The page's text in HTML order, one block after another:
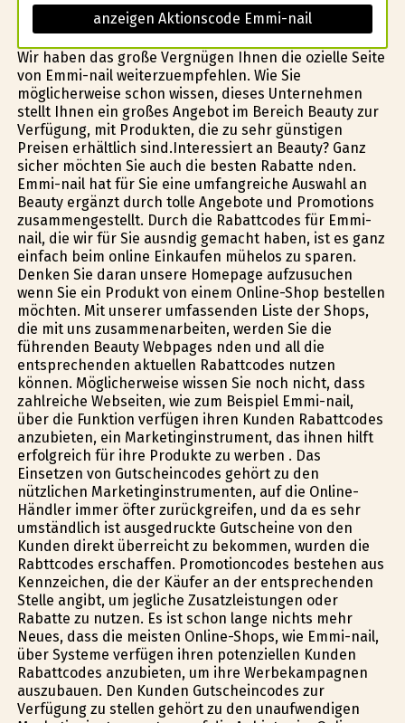
anzeigen Aktionscode Emmi-nail
Wir haben das große Vergnügen Ihnen die ofizielle Seite
von Emmi-nail weiterzuempfehlen. Wie Sie
möglicherweise schon wissen, dieses Unternehmen
stellt Ihnen ein großes Angebot im Bereich Beauty zur
Verfügung, mit Produkten, die zu sehr günstigen
Preisen erhältlich sind.Interessiert an Beauty? Ganz
sicher möchten Sie auch die besten Rabatte finden.
Emmi-nail hat für Sie eine umfangreiche Auswahl an
Beauty ergänzt durch tolle Angebote und Promotions
zusammengestellt. Durch die Rabattcodes für Emmi-
nail, die wir für Sie ausfindig gemacht haben, ist es ganz
einfach beim online Einkaufen mühelos zu sparen.
Denken Sie daran unsere Homepage aufzusuchen
wenn Sie ein Produkt von einem Online-Shop bestellen
möchten. Mit unserer umfassenden Liste der Shops,
die mit uns zusammenarbeiten, werden Sie die
führenden Beauty Webpages finden und all die
entsprechenden aktuellen Rabattcodes nutzen
können. Möglicherweise wissen Sie noch nicht, dass
zahlreiche Webseiten, wie zum Beispiel Emmi-nail,
über die Funktion verfügen ihren Kunden Rabattcodes
anzubieten, ein Marketinginstrument, das ihnen hilft
erfolgreich für ihre Produkte zu werben . Das
Einsetzen von Gutscheincodes gehört zu den
nützlichen Marketinginstrumenten, auf die Online-
Händler immer öfter zurückgreifen, und da es sehr
umständlich ist ausgedruckte Gutscheine von den
Kunden direkt überreicht zu bekommen, wurden die
Rabttcodes erschaffen. Promotioncodes bestehen aus
Kennzeichen, die der Käufer an der entsprechenden
Stelle angibt, um jegliche Zusatzleistungen oder
Rabatte zu nutzen. Es ist schon lange nichts mehr
Neues, dass die meisten Online-Shops, wie Emmi-nail,
über Systeme verfügen ihren potenziellen Kunden
Rabattcodes anzubieten, um ihre Werbekampagnen
auszubauen. Den Kunden Gutscheincodes zur
Verfügung zu stellen gehört zu den unaufwendigen